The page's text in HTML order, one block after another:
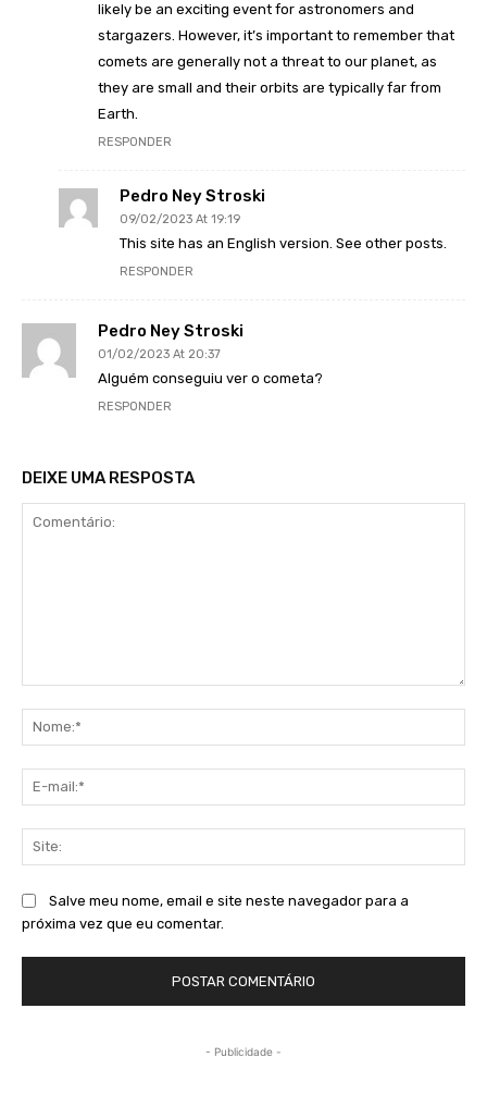
likely be an exciting event for astronomers and
stargazers. However, it’s important to remember that
comets are generally not a threat to our planet, as
they are small and their orbits are typically far from
Earth.
RESPONDER
Pedro Ney Stroski
09/02/2023 At 19:19
This site has an English version. See other posts.
RESPONDER
Pedro Ney Stroski
01/02/2023 At 20:37
Alguém conseguiu ver o cometa?
RESPONDER
DEIXE UMA RESPOSTA
Salve meu nome, email e site neste navegador para a
próxima vez que eu comentar.
- Publicidade -